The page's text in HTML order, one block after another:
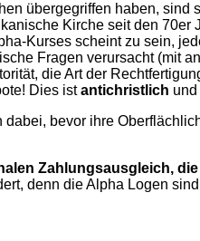
übergegriffen haben, sind
Kirche seit den 70er
Kurses scheint zu sein,
Fragen verursacht (mit
die Art der
Dies istantichristlich und
bevor ihre
Zahlungsausgleich,
denn die Alpha Logen